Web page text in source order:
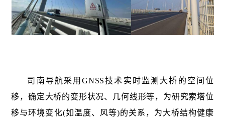
司南导航采用GNSS技术实时监测大桥的空间位
移，确定大桥的变形状况、几何线形等，为研究索塔位
移与环境变化(如温度、风等)的关系，为大桥结构健康